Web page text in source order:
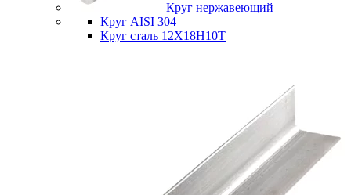
Круг нержавеющий
Круг AISI 304
Круг сталь 12Х18Н10Т